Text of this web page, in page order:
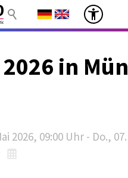
2026 in
2026, 09:00 Uhr - Do.,